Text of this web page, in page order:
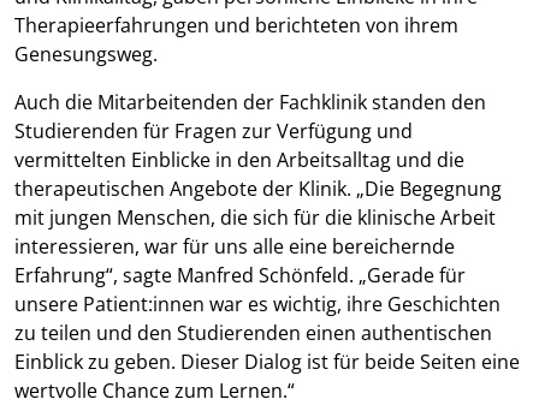
Therapieerfahrungen und berichteten von ihrem
Genesungsweg.
Auch die Mitarbeitenden der Fachklinik standen den
Studierenden für Fragen zur Verfügung und
vermittelten Einblicke in den Arbeitsalltag und die
therapeutischen Angebote der Klinik. „Die Begegnung
mit jungen Menschen, die sich für die klinische Arbeit
interessieren, war für uns alle eine bereichernde
Erfahrung“, sagte Manfred Schönfeld. „Gerade für
unsere Patient:innen war es wichtig, ihre Geschichten
zu teilen und den Studierenden einen authentischen
Einblick zu geben. Dieser Dialog ist für beide Seiten eine
wertvolle Chance zum Lernen.“